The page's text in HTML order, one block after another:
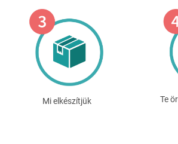
Mi elkészítjük Te